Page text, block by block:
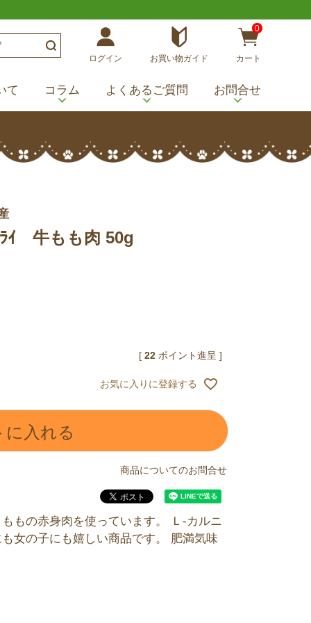
ログイン お買い物ガイド
0
カート
て コラム よくあるご質問 お問合せ
ﾗｲ 牛もも肉 50g
[ 22 ポイント進呈 ]
お気に入りに登録する
に入れる
商品についてのお問合せ
もの赤身肉を使っています。 Ｌ-カルニ
女の子にも嬉しい商品です。 肥満気味